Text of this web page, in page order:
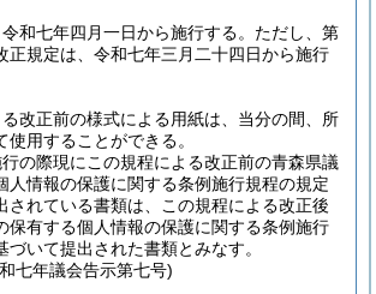
和七年四月一日から施行する。 ただし、第
正規定は、令和七年三月二十四日から施行
改正前の様式による用紙は、当分の間、所
使用することができる。
の際現にこの規程による改正前の青森県議
人情報の保護に関する条例施行規程の規定
されている書類は、この規程による改正後
保有する個人情報の保護に関する条例施行
づいて提出された書類とみなす。
七年議会告示第七号)